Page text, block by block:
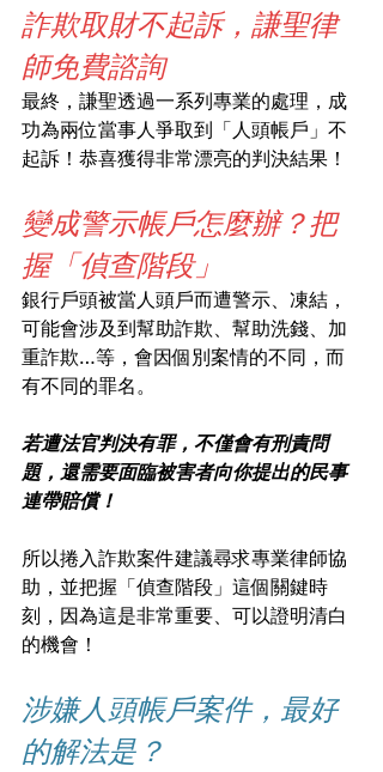
詐欺取財不起訴，謙聖律
師免費諮詢
最終，謙聖透過一系列專業的處理，成
功為兩位當事人爭取到「人頭帳戶」不
起訴！恭喜獲得非常漂亮的判決結果！
變成警示帳戶怎麼辦？把
握「偵查階段」
銀行戶頭被當人頭戶而遭警示、凍結，
可能會涉及到幫助詐欺、幫助洗錢、加
重詐欺…等，會因個別案情的不同，而
有不同的罪名。
若遭法官判決有罪，不僅會有刑責問
題，還需要面臨被害者向你提出的民事
連帶賠償！
所以捲入詐欺案件建議尋求專業律師協
助，並把握「偵查階段」這個關鍵時
刻，因為這是非常重要、可以證明清白
的機會！
涉嫌人頭帳戶案件，最好
的解法是？